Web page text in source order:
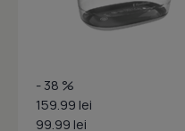
- 38 %
159.99 lei
99.99 lei